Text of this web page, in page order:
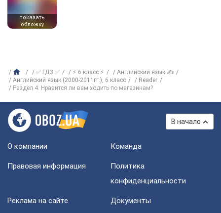
показать
обложку
✅ ГДЗ ✅ ⚡ 6 класс ⚡
Английский язык ✍
Английский язык (2000-2011гг.), 6 класс
Reader
Раздел 4. Нравится ли вам ходить по магазинам?
В начало
О компании Команда
Правовая информация
Политика
конфиденциальности
Реклама на сайте Документы